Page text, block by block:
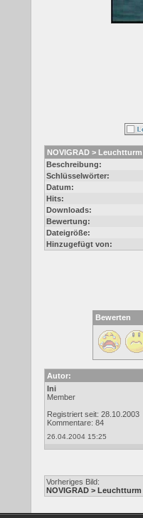
NOVIGRAD > Leuchtturm
Beschreibung:
Schlüsselwörter:
Datum:
Hits:
Downloads:
Bewertung:
Dateigröße:
Hinzugefügt von:
Bewerten
Autor:
Ini
Member
Registriert seit: 28.10.2003
Kommentare: 84
26.04.2004 15:25
Vorheriges Bild:
NOVIGRAD > Leuchtturm